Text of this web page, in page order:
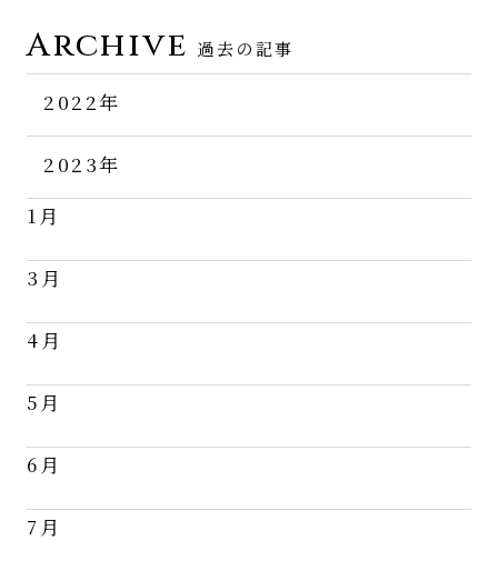
Archive 過去の記事
2022年
11月
12月
2023年
1月
3月
4月
5月
6月
7月